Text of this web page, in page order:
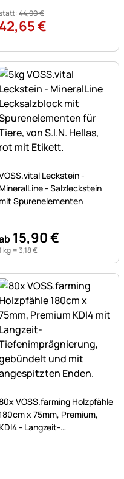
44,90€
42,65€
Leckstein -
MineralLine - Salzleckstein
mit Spurenelementen
15,90€
kg =3,18€
VOSS.farming Holzpfähle
x 75mm, Premium,
KDI4 - Langzeit-